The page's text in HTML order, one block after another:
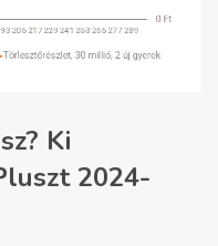
Ki
2024-